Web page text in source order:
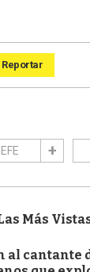
Reportar
EFE
Más
al cantante